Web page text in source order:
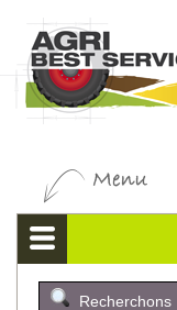
Recherchons